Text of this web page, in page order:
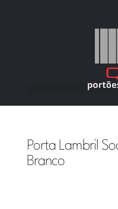
Porta Lambril
Branco